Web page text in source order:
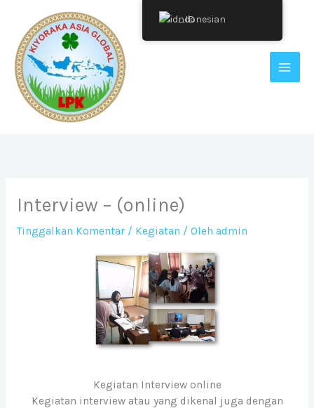
konten
Interview – (online)
Tinggalkan Komentar / Kegiatan / Oleh admin
Kegiatan Interview online
Kegiatan interview atau yang dikenal juga dengan
Indonesian